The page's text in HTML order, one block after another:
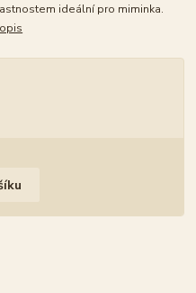
ideální pro miminka.